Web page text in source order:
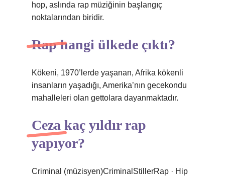
hop, aslında rap müziğinin başlangıç ​​
noktalarından biridir.
Rap hangi ülkede çıktı?
Kökeni, 1970’lerde yaşanan, Afrika kökenli
insanların yaşadığı, Amerika’nın gecekondu
mahalleleri olan gettolara dayanmaktadır.
Ceza kaç yıldır rap
yapıyor?
Criminal (müzisyen)CriminalStillerRap · Hip